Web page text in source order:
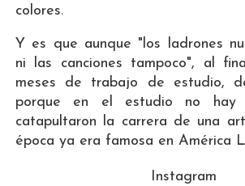
colores.
Y es que aunque "los ladrones
ni las canciones tampoco", al
meses de trabajo de estudio,
porque en el estudio no hay
catapultaron la carrera de una
época ya era famosa en América
Instagram